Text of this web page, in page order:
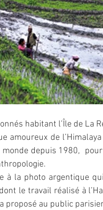
habitant l’Île de La
amoureux de
depuis 1980,
à la photo argentique
le travail réalisé à
proposé au public